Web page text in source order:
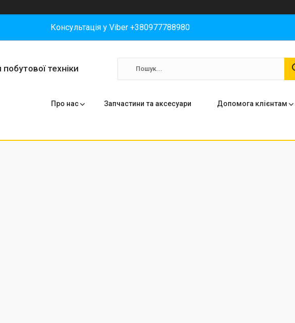
Консультація у Viber +380977788980
техніки
Про нас Запчастини та аксесуари Допомога клієнтам